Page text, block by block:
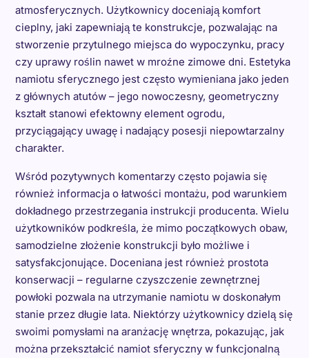
atmosferycznych. Użytkownicy doceniają komfort
cieplny, jaki zapewniają te konstrukcje, pozwalając na
stworzenie przytulnego miejsca do wypoczynku, pracy
czy uprawy roślin nawet w mroźne zimowe dni. Estetyka
namiotu sferycznego jest często wymieniana jako jeden
z głównych atutów – jego nowoczesny, geometryczny
kształt stanowi efektowny element ogrodu,
przyciągający uwagę i nadający posesji niepowtarzalny
charakter.
Wśród pozytywnych komentarzy często pojawia się
również informacja o łatwości montażu, pod warunkiem
dokładnego przestrzegania instrukcji producenta. Wielu
użytkowników podkreśla, że mimo początkowych obaw,
samodzielne złożenie konstrukcji było możliwe i
satysfakcjonujące. Doceniana jest również prostota
konserwacji – regularne czyszczenie zewnętrznej
powłoki pozwala na utrzymanie namiotu w doskonałym
stanie przez długie lata. Niektórzy użytkownicy dzielą się
swoimi pomysłami na aranżację wnętrza, pokazując, jak
można przekształcić namiot sferyczny w funkcjonalną